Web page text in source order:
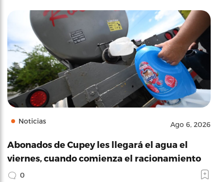
Noticias Ago 6, 2026
Abonados de Cupey les llegará el agua el
viernes, cuando comienza el racionamiento
0